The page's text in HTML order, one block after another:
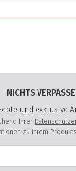
NICHTS
und exklusive
Ihrer
zu Ihrem